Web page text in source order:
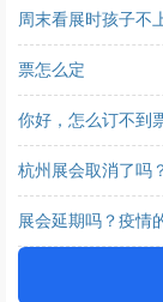
周末看展时孩子不
票怎么定
你好，怎么订不到
杭州展会取消了吗
展会延期吗？疫情